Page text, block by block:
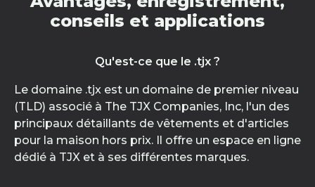
conseils et applications
Qu'est-ce que le .tjx ?
Le domaine .tjx est un domaine de premier niveau
(TLD) associé à The TJX Companies, Inc, l'un des
principaux détaillants de vêtements et d'articles
pour la maison hors prix. Il offre un espace en ligne
dédié à TJX et à ses différentes marques.